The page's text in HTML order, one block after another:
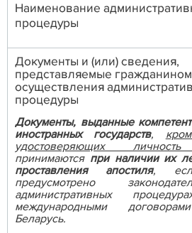
Наименование
процедуры
Документы и (или) сведения,
представляемые
осуществления
процедуры
Документы, выданные
иностранных государств,
удостоверяющих
принимаются при наличии их
проставления апостиля,
предусмотрено
административных
международными
Беларусь.